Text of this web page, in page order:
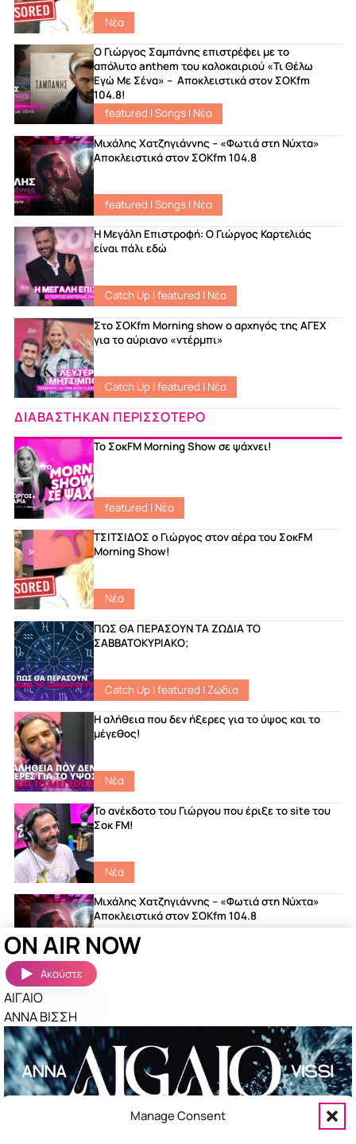
Manage Consent
Νέα
Ο Γιώργος Σαμπάνης επιστρέφει με το
απόλυτο anthem του καλοκαιριού «Τι Θέλω
Εγώ Με Σένα» – Αποκλειστικά στον ΣΟΚfm
104.8!
featured |Songs| Νέα
Μιχάλης Χατζηγιάννης – «Φωτιά στη Νύχτα»
Αποκλειστικά στον ΣΟΚfm 104.8
featured |Songs| Νέα
Η Μεγάλη Επιστροφή: Ο Γιώργος Καρτελιάς
είναι πάλι εδώ
Catch Up|featured | Νέα
Στο ΣΟKfm Morning show ο αρχηγός της ΑΓΕΧ
για το αύριανο «ντέρμπι»
Catch Up|featured | Νέα
ΔΙΑΒΑΣΤΗΚΑΝ ΠΕΡΙΣΣΟΤΕΡΟ
Το ΣοκFM Morning Show σε ψάχνει!
featured | Νέα
ΤΣΙΤΣΙΔΟΣ ο Γιώργος στον αέρα του ΣοκFM
Morning Show!
Νέα
ΠΩΣ ΘΑ ΠΕΡΑΣΟΥΝ ΤΑ ΖΩΔΙΑ ΤΟ
ΣΑΒΒΑΤΟΚΥΡΙΑΚΟ;
Catch Up|featured | Ζώδια
Η αλήθεια που δεν ήξερες για το ύψος και το
μέγεθος!
Νέα
Το ανέκδοτο του Γιώργου που έριξε το site του
Σοκ FM!
Νέα
Μιχάλης Χατζηγιάννης – «Φωτιά στη Νύχτα»
Αποκλειστικά στον ΣΟΚfm 104.8
Ακούστηκαν πριν λίγο
ΤΕΛΕΙΑ
ΠΕΤΡΟΣ ΙΑΚΩΒΙΔΗΣ
ΣΑΝ ΝΑΥΑΓΟΙ
ΝΙΝΟ
ΣΟΥΣΟΥΡΟ
ON AIR NOW
Ακούστε
ΑΙΓΑΙΟ
ΑΝΝΑ ΒΙΣΣΗ